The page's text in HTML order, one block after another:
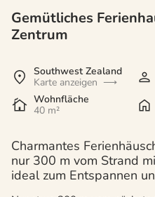
Gemütliches
Zentrum
Southwest Zealand
Karte anzeigen
Wohnfläche
40 m²
Charmantes
nur 300 m vom Strand
ideal zum Entspannen